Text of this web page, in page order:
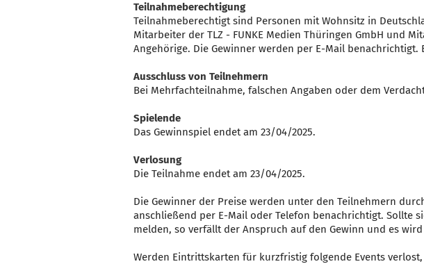
Teilnahmeberechtigung
Teilnahmeberechtigt sind Personen mit Wohnsitz in
Mitarbeiter der TLZ - FUNKE Medien Thüringen GmbH und
Angehörige. Die Gewinner werden per E-Mail
Ausschluss von Teilnehmern
Bei Mehrfachteilnahme, falschen Angaben oder dem
Spielende
Das Gewinnspiel endet am 23/04/2025.
Verlosung
Die Teilnahme endet am 23/04/2025.
Die Gewinner der Preise werden unter den Teilnehmern
anschließend per E-Mail oder Telefon benachrichtigt. Sollte
melden, so verfällt der Anspruch auf den Gewinn und es
Werden Eintrittskarten für kurzfristig folgende Events